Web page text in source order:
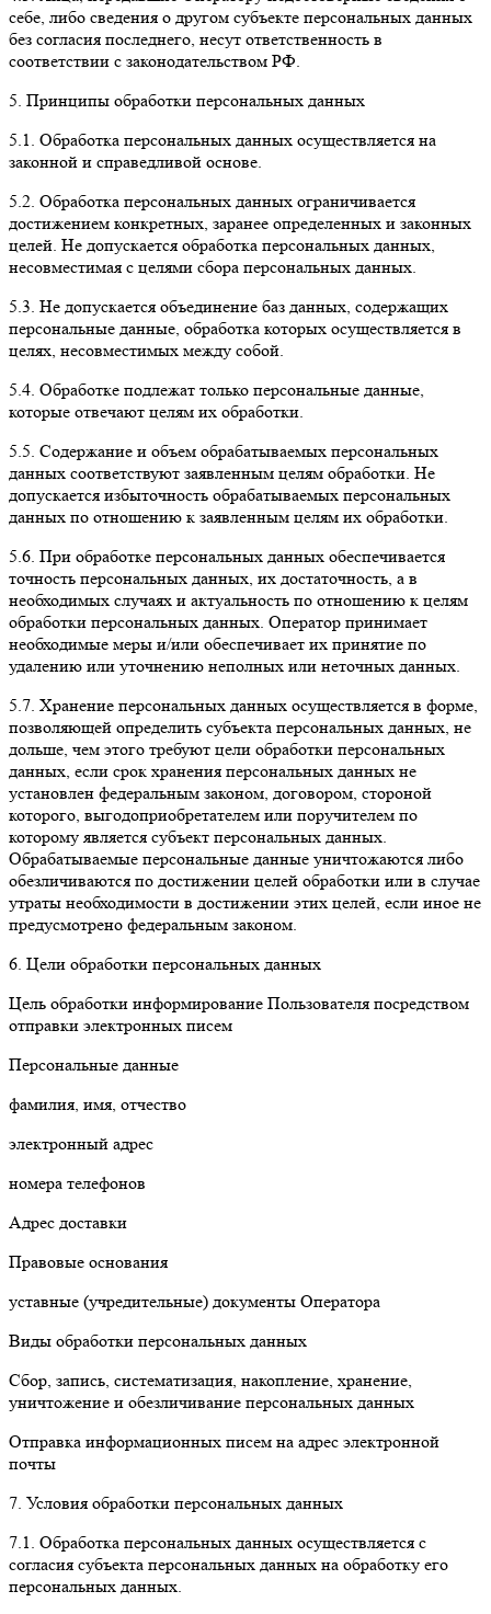
себе, либо сведения о другом субъекте персональных данных
без согласия последнего, несут ответственность в
соответствии с законодательством РФ.
5. Принципы обработки персональных данных
5.1. Обработка персональных данных осуществляется на
законной и справедливой основе.
5.2. Обработка персональных данных ограничивается
достижением конкретных, заранее определенных и законных
целей. Не допускается обработка персональных данных,
несовместимая с целями сбора персональных данных.
5.3. Не допускается объединение баз данных, содержащих
персональные данные, обработка которых осуществляется в
целях, несовместимых между собой.
5.4. Обработке подлежат только персональные данные,
которые отвечают целям их обработки.
5.5. Содержание и объем обрабатываемых персональных
данных соответствуют заявленным целям обработки. Не
допускается избыточность обрабатываемых персональных
данных по отношению к заявленным целям их обработки.
5.6. При обработке персональных данных обеспечивается
точность персональных данных, их достаточность, а в
необходимых случаях и актуальность по отношению к целям
обработки персональных данных. Оператор принимает
необходимые меры и/или обеспечивает их принятие по
удалению или уточнению неполных или неточных данных.
5.7. Хранение персональных данных осуществляется в форме,
позволяющей определить субъекта персональных данных, не
дольше, чем этого требуют цели обработки персональных
данных, если срок хранения персональных данных не
установлен федеральным законом, договором, стороной
которого, выгодоприобретателем или поручителем по
которому является субъект персональных данных.
Обрабатываемые персональные данные уничтожаются либо
обезличиваются по достижении целей обработки или в случае
утраты необходимости в достижении этих целей, если иное не
предусмотрено федеральным законом.
6. Цели обработки персональных данных
Цель обработки информирование Пользователя посредством
отправки электронных писем
Персональные данные
фамилия, имя, отчество
электронный адрес
номера телефонов
Адрес доставки
Правовые основания
уставные (учредительные) документы Оператора
Виды обработки персональных данных
Сбор, запись, систематизация, накопление, хранение,
уничтожение и обезличивание персональных данных
Отправка информационных писем на адрес электронной
почты
7. Условия обработки персональных данных
7.1. Обработка персональных данных осуществляется с
согласия субъекта персональных данных на обработку его
персональных данных.